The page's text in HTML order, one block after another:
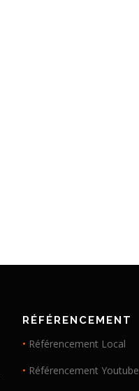
RÉFÉRENCEMENT
• Référencement Local
• Référencement Youtube